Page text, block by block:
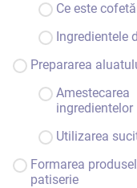
Ce este
Ingredientele
Prepararea
Amestecarea
ingredientelor
Utilizarea
Formarea
patiserie